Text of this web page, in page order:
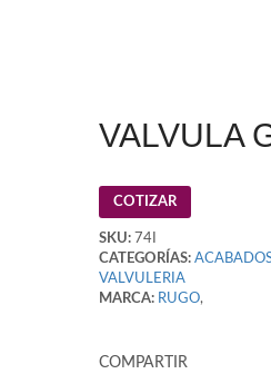
VALVULA
COTIZAR
SKU: 74I
CATEGORÍAS:
VALVULERIA
MARCA: RUGO,
COMPARTIR